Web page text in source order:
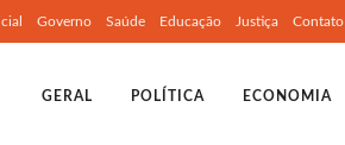
Governo Saúde Educação Justiça Contato
GERAL POLÍTICA ECONOMIA